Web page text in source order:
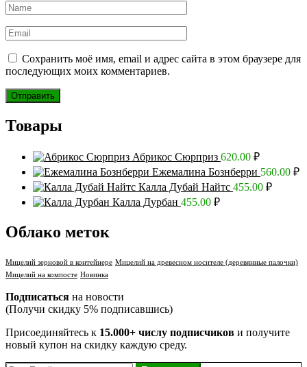
Сохранить моё имя, email и адрес сайта в этом браузере для
последующих моих комментариев.
Товары
Абрикос Сюрприз 620.00 ₽
Ежемалина Бознберри 560.00 ₽
Калла Дубай Найтс 455.00 ₽
Калла Дурбан 455.00 ₽
Облако меток
Мицелий зерновой в контейнере Мицелий на древесном носителе (деревянные палочки)
Мицелий на компосте Новинка
Подписаться на новости
(Получи скидку 5% подписавшись)
Присоединяйтесь к 15.000+ числу подписчиков и получите
новый купон на скидку каждую среду.